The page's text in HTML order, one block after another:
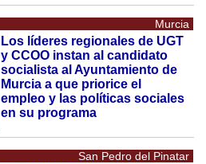
Murcia
Los líderes regionales de UGT
y CCOO instan al candidato
socialista al Ayuntamiento de
Murcia a que priorice el
empleo y las políticas sociales
en su programa
San Pedro del Pinatar